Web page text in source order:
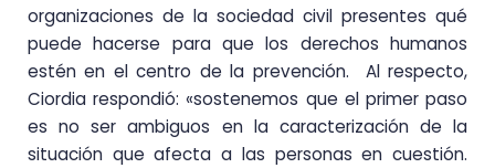
organizaciones de la sociedad civil presentes qué
puede hacerse para que los derechos humanos
estén en el centro de la prevención. Al respecto,
Ciordia respondió: «sostenemos que el primer paso
es no ser ambiguos en la caracterización de la
situación que afecta a las personas en cuestión.